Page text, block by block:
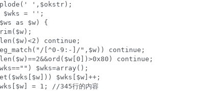
',$okstr);
$wks = '';
as $w) {
continue;
[^0-9:-]/",$w)) continue;
continue;
$wks[$w]++;
= 1; //345行的内容